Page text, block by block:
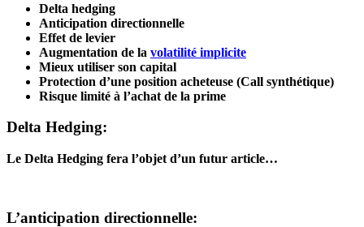
Delta hedging
Anticipation directionnelle
Effet de levier
Augmentation de la volatilité implicite
Mieux utiliser son capital
Protection d’une position acheteuse (Call synthétique)
Risque limité à l’achat de la prime
Delta Hedging:
Le Delta Hedging fera l’objet d’un futur article…
L’anticipation directionnelle: